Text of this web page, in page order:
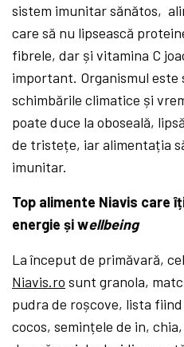
sistem imunitar sănătos,
care să nu lipsească
fibrele, dar și vitamina C
important. Organismul
schimbările climatice și
poate duce la oboseală,
de tristețe, iar alimentația
imunitar.
Top alimente Niavis care
energie și wellbeing
La început de primăvară,
Niavis.ro sunt granola,
pudra de roșcove, lista
cocos, semințele de in,